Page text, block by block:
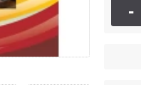
-